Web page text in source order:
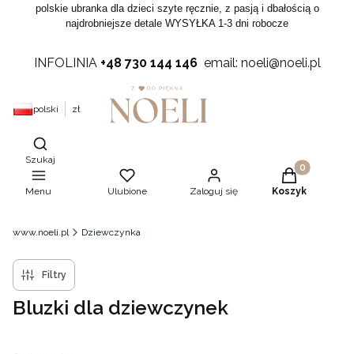
polskie ubranka dla dzieci szyte ręcznie, z pasją i dbałością o
najdrobniejsze detale WYSYŁKA 1-3 dni robocze
INFOLINIA +48 730 144 146 email: noeli@noeli.pl
polski zł
Otwórz wyszukiwarkę
Szukaj
Menu Ulubione Zaloguj się
Produkty w
Koszyk
www.noeli.pl Dziewczynka
Filtry
Bluzki dla dziewczynek